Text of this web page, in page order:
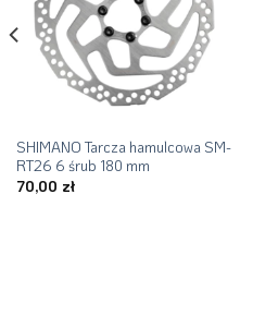
SHIMANO Tarcza hamulcowa SM-
RT26 6 śrub 180 mm
70,00 zł